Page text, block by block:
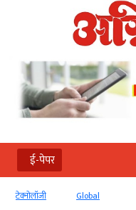
ई-पेपर
टेक्‍नोलॉजी Global